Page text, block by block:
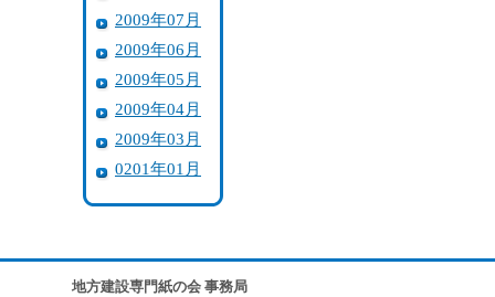
2009年07月
2009年06月
2009年05月
2009年04月
2009年03月
0201年01月
地方建設専門紙の会 事務局